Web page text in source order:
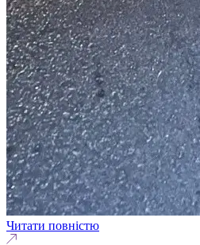
Читати повністю